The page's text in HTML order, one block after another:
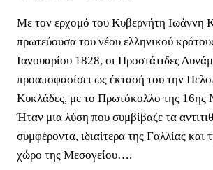
Με τον ερχομό του Κυβερνήτη Ιωάννη
πρωτεύουσα του νέου ελληνικού
Ιανουαρίου 1828, οι Προστάτιδες
προαποφασίσει ως έκτασή του την
Κυκλάδες, με το Πρωτόκολλο της 16ης
Ήταν μια λύση που συμβίβαζε τα
συμφέροντα, ιδιαίτερα της Γαλλίας και
χώρο της Μεσογείου….